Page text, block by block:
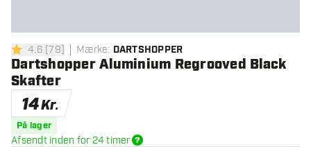
4.6 bedømmelsesstjerner
4.6 [79] Mærke: DARTSHOPPER
Dartshopper Aluminium Regrooved Black
Skafter
14Kr.
På lager
Afsendt inden for 24 timer